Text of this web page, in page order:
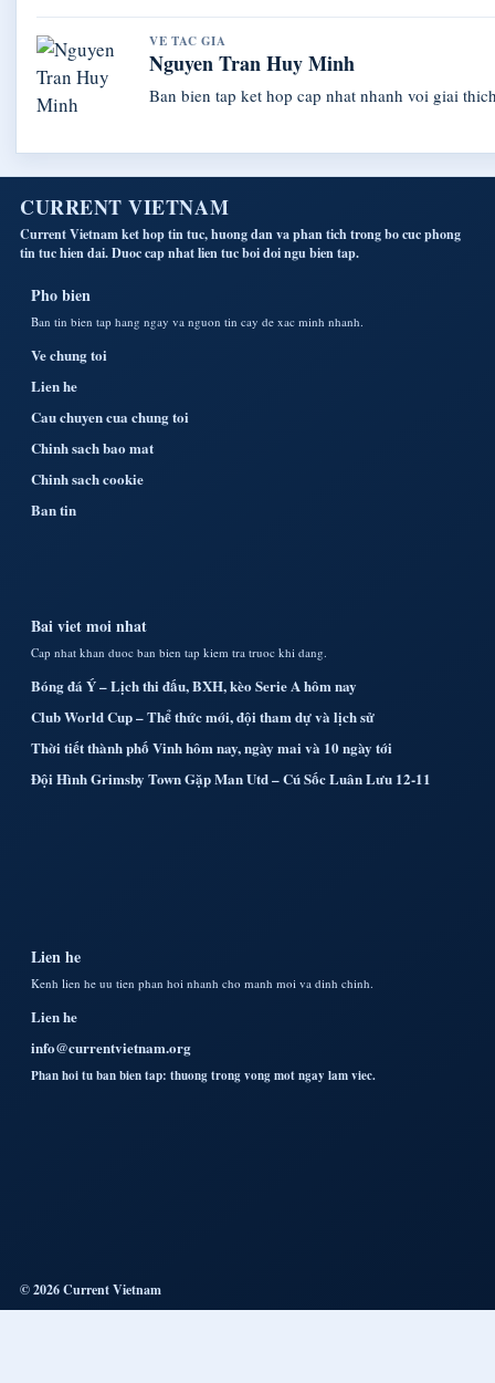
VE TAC GIA
Nguyen Tran Huy Minh
Ban bien tap ket hop cap nhat nhanh voi giai
CURRENT VIETNAM
Current Vietnam ket hop tin tuc, huong dan va phan tich trong bo cuc phong
tin tuc hien dai. Duoc cap nhat lien tuc boi doi ngu bien tap.
Pho bien
Ban tin bien tap hang ngay va nguon tin cay de xac minh nhanh.
Ve chung toi
Lien he
Cau chuyen cua chung toi
Chinh sach bao mat
Chinh sach cookie
Ban tin
Bai viet moi nhat
Cap nhat khan duoc ban bien tap kiem tra truoc khi dang.
Bóng đá Ý – Lịch thi đấu, BXH, kèo Serie A hôm nay
Club World Cup – Thể thức mới, đội tham dự và lịch sử
Thời tiết thành phố Vinh hôm nay, ngày mai và 10 ngày tới
Đội Hình Grimsby Town Gặp Man Utd – Cú Sốc Luân Lưu 12-11
Lien he
Kenh lien he uu tien phan hoi nhanh cho manh moi va dinh chinh.
Lien he
info@currentvietnam.org
Phan hoi tu ban bien tap: thuong trong vong mot ngay lam viec.
© 2026 Current Vietnam